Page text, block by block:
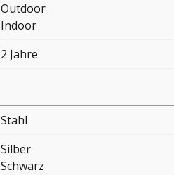
Outdoor
Indoor
2 Jahre
Stahl
Silber
Schwarz